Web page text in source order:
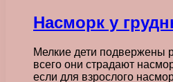
Насморк у
Мелкие дети подвержены
всего они страдают
если для взрослого